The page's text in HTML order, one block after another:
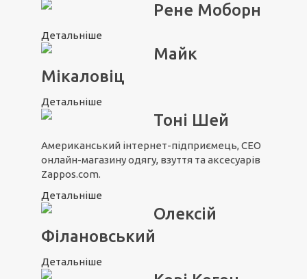
Рене Моборн
Детальніше
Майк
Мікаловіц
Детальніше
Тоні Шей
Американський інтернет-підприємець, CEO
онлайн-магазину одягу, взуття та аксесуарів
Zappos.com.
Детальніше
Олексій
Філановський
Детальніше